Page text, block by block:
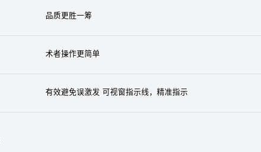
品质更胜一筹
术者操作更简单
有效避免误激发 可视窗指示线，精准指示